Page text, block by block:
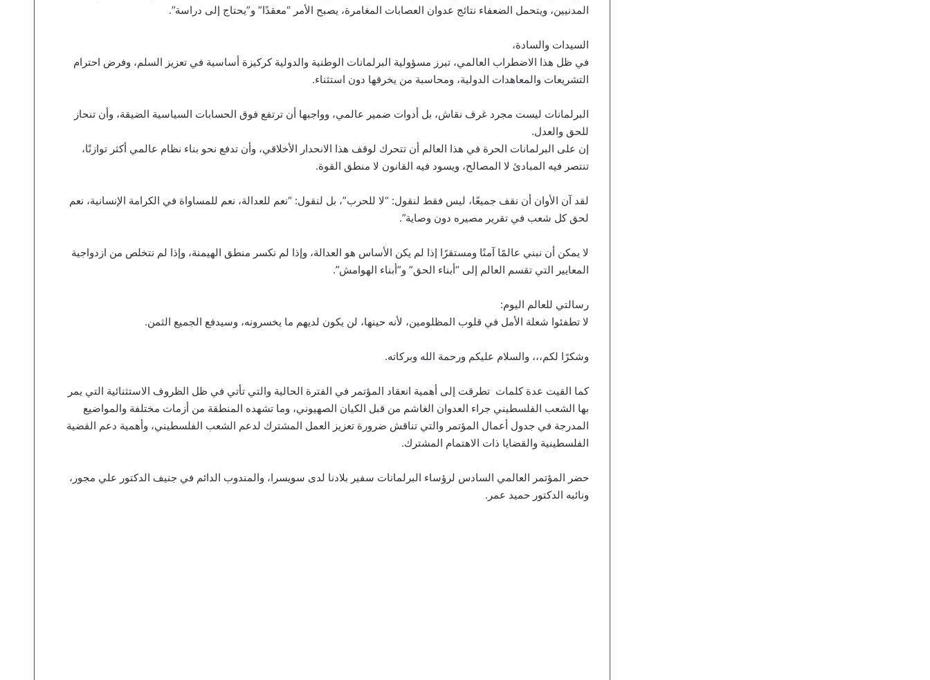
المدنيين، ويتحمل الضعفاء نتائج عدوان العصابات المغامرة، يصبح الأمر “معقدًا” و”يحتاج إلى دراسة”.
السيدات والسادة،
في ظل هذا الاضطراب العالمي، تبرز مسؤولية البرلمانات الوطنية والدولية كركيزة أساسية في تعزيز السلم، وفرض احترام
التشريعات والمعاهدات الدولية، ومحاسبة من يخرقها دون استثناء.
البرلمانات ليست مجرد غرف نقاش، بل أدوات ضمير عالمي، وواجبها أن ترتفع فوق الحسابات السياسية الضيقة، وأن تنحاز
للحق والعدل.
إن على البرلمانات الحرة في هذا العالم أن تتحرك لوقف هذا الانحدار الأخلاقي، وأن تدفع نحو بناء نظام عالمي أكثر توازنًا،
تنتصر فيه المبادئ لا المصالح، ويسود فيه القانون لا منطق القوة.
لقد آن الأوان أن نقف جميعًا، ليس فقط لنقول: “لا للحرب”، بل لنقول: “نعم للعدالة، نعم للمساواة في الكرامة الإنسانية، نعم
لحق كل شعب في تقرير مصيره دون وصاية”.
لا يمكن أن نبني عالمًا آمنًا ومستقرًا إذا لم يكن الأساس هو العدالة، وإذا لم نكسر منطق الهيمنة، وإذا لم نتخلص من ازدواجية
المعايير التي تقسم العالم إلى “أبناء الحق” و”أبناء الهوامش”.
رسالتي للعالم اليوم:
لا تطفئوا شعلة الأمل في قلوب المظلومين، لأنه حينها، لن يكون لديهم ما يخسرونه، وسيدفع الجميع الثمن.
وشكرًا لكم،،، والسلام عليكم ورحمة الله وبركاته.
كما القيت عدة كلمات تطرقت إلى أهمية انعقاد المؤتمر في الفترة الحالية والتي تأتي في ظل الظروف الاستثنائية التي يمر
بها الشعب الفلسطيني جراء العدوان الغاشم من قبل الكيان الصهيوني، وما تشهده المنطقة من أزمات مختلفة والمواضيع
المدرجة في جدول أعمال المؤتمر والتي تناقش ضرورة تعزيز العمل المشترك لدعم الشعب الفلسطيني، وأهمية دعم القضية
الفلسطينية والقضايا ذات الاهتمام المشترك.
حضر المؤتمر العالمي السادس لرؤساء البرلمانات سفير بلادنا لدى سويسرا، والمندوب الدائم في جنيف الدكتور علي مجور،
ونائبه الدكتور حميد عمر.